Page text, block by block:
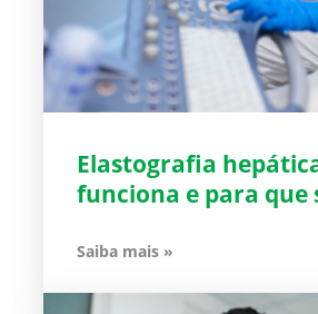
Elastografia
funciona e para que
Saiba mais »